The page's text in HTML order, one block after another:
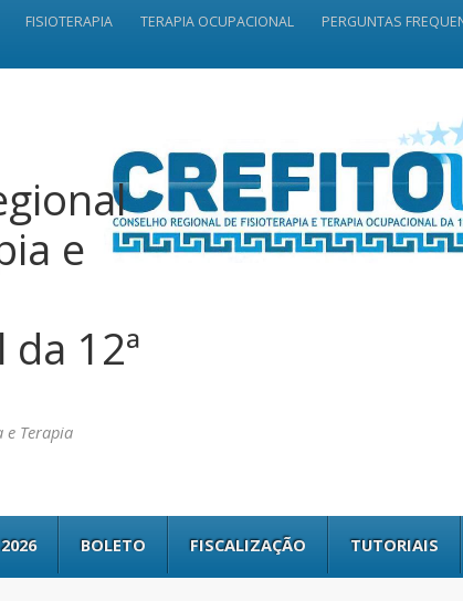
FISIOTERAPIA TERAPIA OCUPACIONAL PERGUNTAS
e
12ª
e Terapia
BOLETO FISCALIZAÇÃO TUTORIAIS